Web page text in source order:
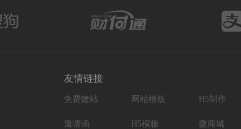
友情链接
免费建站 网站模板 H5制作
邀请函 H5模板 微商城